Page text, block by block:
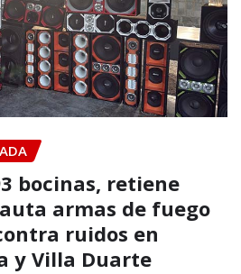
bocinas, retiene
armas de fuego
ruidos en
y Villa Duarte